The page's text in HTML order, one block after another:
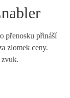
přenosku přináší
zlomek ceny.